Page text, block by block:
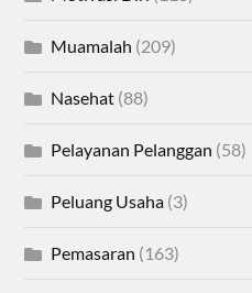
Muamalah (209)
Nasehat (88)
Pelayanan Pelanggan (58)
Peluang Usaha (3)
Pemasaran (163)